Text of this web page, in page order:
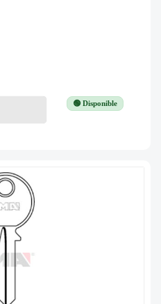
🟢 Disponible